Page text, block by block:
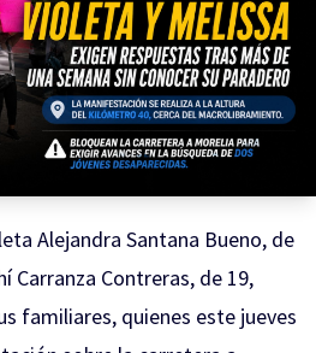
Alejandra Santana Bueno, de
Carranza Contreras, de 19,
familiares, quienes este jueves